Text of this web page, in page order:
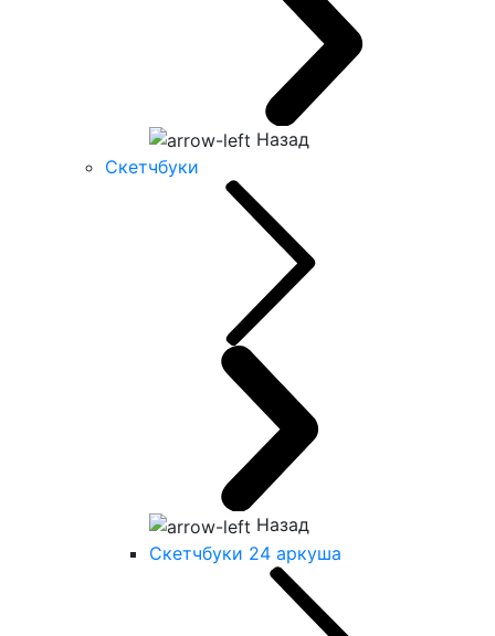
Назад
Скетчбуки
Назад
Скетчбуки 24 аркуша